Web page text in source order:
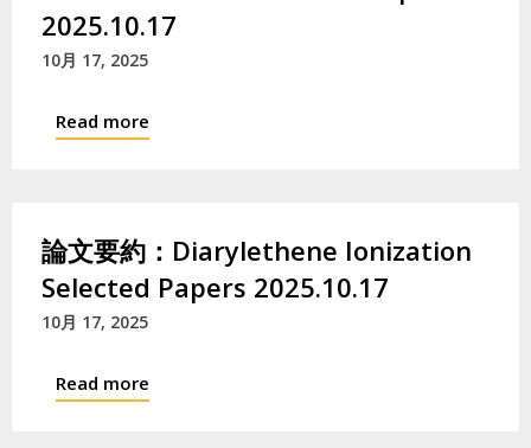
2025.10.17
10月 17, 2025
Read more
論文要約：Diarylethene Ionization
Selected Papers 2025.10.17
10月 17, 2025
Read more